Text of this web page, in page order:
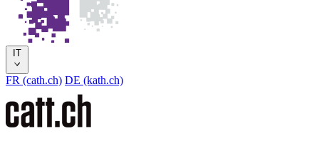
IT
FR (cath.ch) DE (kath.ch)